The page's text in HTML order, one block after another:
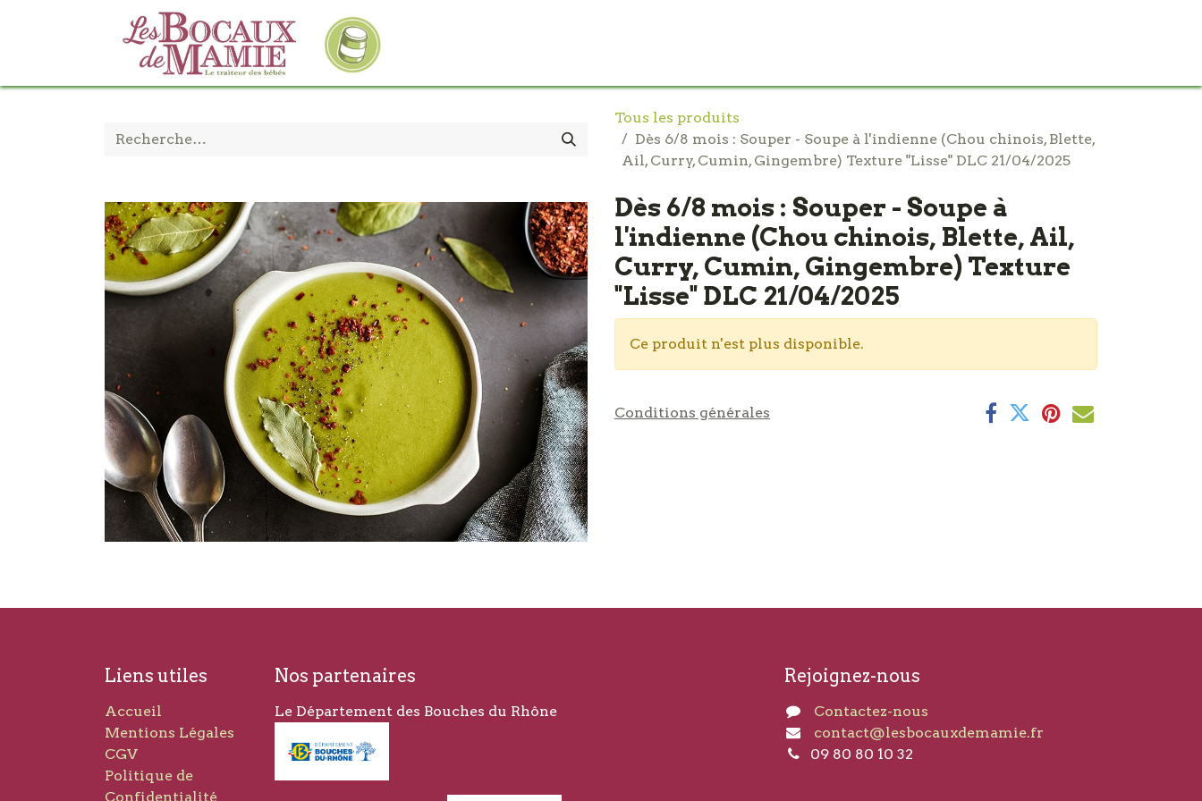
Tous les produits
Dès 6/8 mois : Souper - Soupe à l'indienne (Chou chinois, Blette,
Ail, Curry, Cumin, Gingembre) Texture "Lisse" DLC 21/04/2025
Dès 6/8 mois : Souper - Soupe à
l'indienne (Chou chinois, Blette, Ail,
Curry, Cumin, Gingembre) Texture
"Lisse" DLC 21/04/2025
Ce produit n'est plus disponible.
Conditions générales
Liens utiles
Accueil
Mentions Légales
CGV
Politique de
Confidentialité
Nos partenaires
Le Département des Bouches du Rhône
Rejoignez-nous
Contactez-nous
contact@lesbocauxdemamie.fr​
09 80 80 10 32